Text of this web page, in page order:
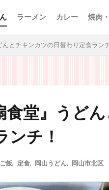
ラーメン カレー 焼肉
とチキンカツの日替わり定食ラン
食堂』うど
ンチ！
飯 定食, 岡山うどん 岡山市北区